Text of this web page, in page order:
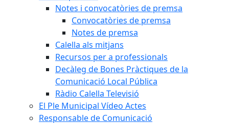
Notes i convocatòries de premsa
Convocatòries de premsa
Notes de premsa
Calella als mitjans
Recursos per a professionals
Decàleg de Bones Pràctiques de la
Comunicació Local Pública
Ràdio Calella Televisió
El Ple Municipal Vídeo Actes
Responsable de Comunicació